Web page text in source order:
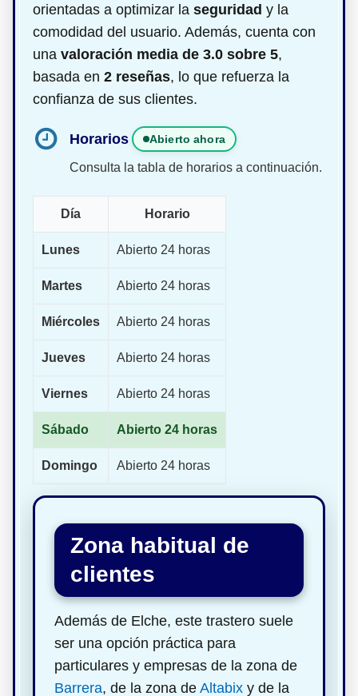
orientadas a optimizar la seguridad y la
comodidad del usuario. Además, cuenta con
una valoración media de 3.0 sobre 5,
basada en 2 reseñas, lo que refuerza la
confianza de sus clientes.
Horarios Abierto ahora
Consulta la tabla de horarios a continuación.
Día Horario
Lunes Abierto 24 horas
Martes Abierto 24 horas
Miércoles Abierto 24 horas
Jueves Abierto 24 horas
Viernes Abierto 24 horas
Sábado Abierto 24 horas
Domingo Abierto 24 horas
Zona habitual de
clientes
Además de Elche, este trastero suele
ser una opción práctica para
particulares y empresas de la zona de
Barrera, de la zona de Altabix y de la